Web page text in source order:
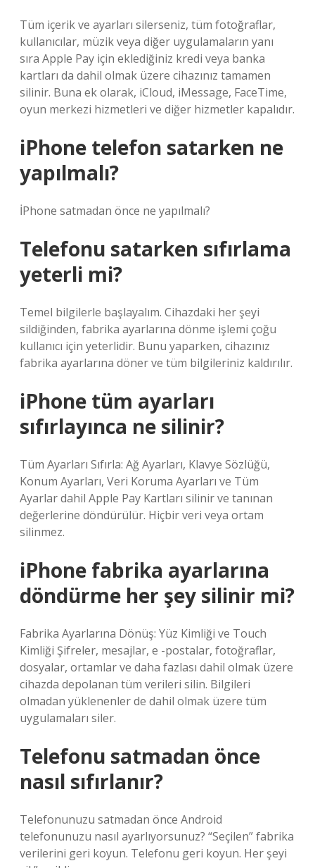
Tüm içerik ve ayarları silerseniz, tüm fotoğraflar,
kullanıcılar, müzik veya diğer uygulamaların yanı
sıra Apple Pay için eklediğiniz kredi veya banka
kartları da dahil olmak üzere cihazınız tamamen
silinir. Buna ek olarak, iCloud, iMessage, FaceTime,
oyun merkezi hizmetleri ve diğer hizmetler kapalıdır.
iPhone telefon satarken ne
yapılmalı?
İPhone satmadan önce ne yapılmalı?
Telefonu satarken sıfırlama
yeterli mi?
Temel bilgilerle başlayalım. Cihazdaki her şeyi
sildiğinden, fabrika ayarlarına dönme işlemi çoğu
kullanıcı için yeterlidir. Bunu yaparken, cihazınız
fabrika ayarlarına döner ve tüm bilgileriniz kaldırılır.
iPhone tüm ayarları
sıfırlayınca ne silinir?
Tüm Ayarları Sıfırla: Ağ Ayarları, Klavye Sözlüğü,
Konum Ayarları, Veri Koruma Ayarları ve Tüm
Ayarlar dahil Apple Pay Kartları silinir ve tanınan
değerlerine döndürülür. Hiçbir veri veya ortam
silinmez.
iPhone fabrika ayarlarına
döndürme her şey silinir mi?
Fabrika Ayarlarına Dönüş: Yüz Kimliği ve Touch
Kimliği Şifreler, mesajlar, e -postalar, fotoğraflar,
dosyalar, ortamlar ve daha fazlası dahil olmak üzere
cihazda depolanan tüm verileri silin. Bilgileri
olmadan yüklenenler de dahil olmak üzere tüm
uygulamaları siler.
Telefonu satmadan önce
nasıl sıfırlanır?
Telefonunuzu satmadan önce Android
telefonunuzu nasıl ayarlıyorsunuz? “Seçilen” fabrika
verilerini geri koyun. Telefonu geri koyun. Her şeyi